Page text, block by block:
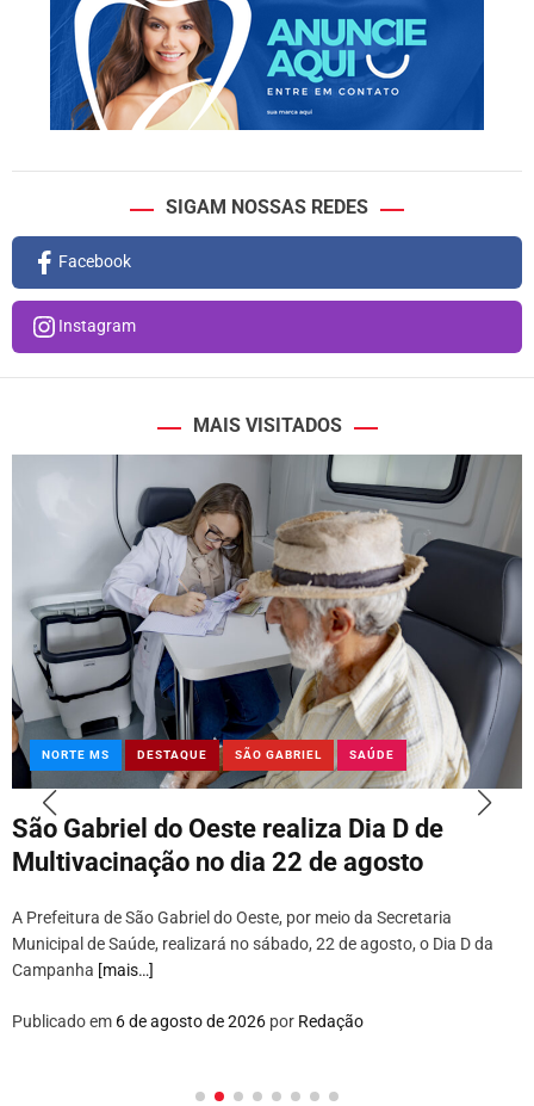
SIGAM NOSSAS REDES
Facebook
Instagram
MAIS VISITADOS
NORTE MS DESTAQUE SÃO GABRIEL SAÚDE
São Gabriel do Oeste realiza Dia D de
Multivacinação no dia 22 de agosto
A Prefeitura de São Gabriel do Oeste, por meio da Secretaria
Municipal de Saúde, realizará no sábado, 22 de agosto, o Dia D da
Campanha [mais…]
Publicado em 6 de agosto de 2026 por Redação